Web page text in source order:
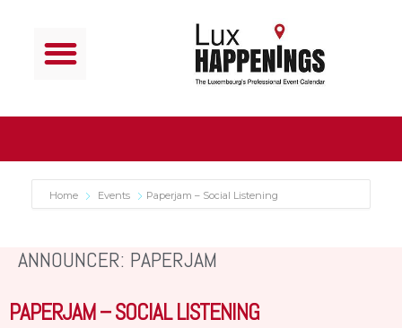
Home Events Paperjam – Social Listening
ANNOUNCER: PAPERJAM
PAPERJAM – SOCIAL LISTENING